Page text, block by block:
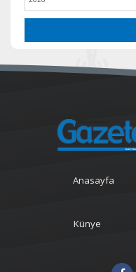
Anasayfa
Künye